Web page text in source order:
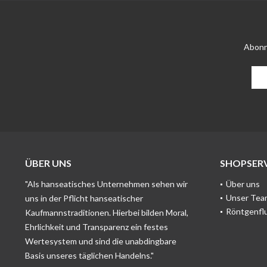
ÜBER UNS
"Als hanseatisches Unternehmen sehen wir
uns in der Pflicht hanseatischer
Kaufmannstraditionen. Hierbei bilden Moral,
Ehrlichkeit und Transparenz ein festes
Wertesystem und sind die unabdingbare
Basis unseres täglichen Handelns."
Über uns
Unser